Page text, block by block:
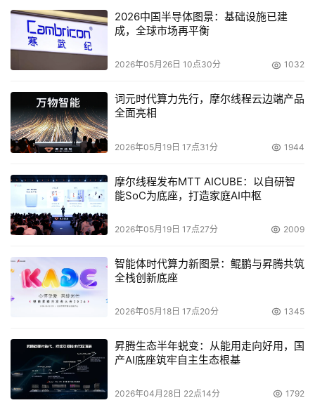
Rock。 据说Rock芯片在单线程或者多线程应用场合均适
用，预计将在2008年推出。
本文来源于DOIT传媒，文章内容仅供参考，不构成投资建议。
2026中国半导体图景：基础设施已建
成，全球市场再平衡
2026年05月26日 10点30分 1032
词元时代算力先行，摩尔线程云边端产品
全面亮相
2026年05月19日 17点31分 1944
摩尔线程发布MTT AICUBE：以自研智
能SoC为底座，打造家庭AI中枢
2026年05月19日 17点27分 2009
智能体时代算力新图景：鲲鹏与昇腾共筑
全栈创新底座
2026年05月18日 17点20分 1345
昇腾生态半年蜕变：从能用走向好用，国
产AI底座筑牢自主生态根基
2026年04月28日 22点14分 1792